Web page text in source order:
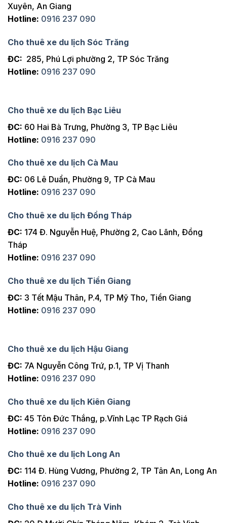
Xuyên, An Giang
Hotline: 0916 237 090
Cho thuê xe du lịch Sóc Trăng
ĐC: 285, Phú Lợi phường 2, TP Sóc Trăng
Hotline: 0916 237 090
Cho thuê xe du lịch Bạc Liêu
ĐC: 60 Hai Bà Trưng, Phường 3, TP Bạc Liêu
Hotline: 0916 237 090
Cho thuê xe du lịch Cà Mau
ĐC: 06 Lê Duẩn, Phường 9, TP Cà Mau
Hotline: 0916 237 090
Cho thuê xe du lịch Đồng Tháp
ĐC: 174 Đ. Nguyễn Huệ, Phường 2, Cao Lãnh, Đồng
Tháp
Hotline: 0916 237 090
Cho thuê xe du lịch Tiền Giang
ĐC: 3 Tết Mậu Thân, P.4, TP Mỹ Tho, Tiền Giang
Hotline: 0916 237 090
Cho thuê xe du lịch Hậu Giang
ĐC: 7A Nguyễn Công Trứ, p.1, TP Vị Thanh
Hotline: 0916 237 090
Cho thuê xe du lịch Kiên Giang
ĐC: 45 Tôn Đức Thắng, p.Vĩnh Lạc TP Rạch Giá
Hotline: 0916 237 090
Cho thuê xe du lịch Long An
ĐC: 114 Đ. Hùng Vương, Phường 2, TP Tân An, Long An
Hotline: 0916 237 090
Cho thuê xe du lịch Trà Vinh